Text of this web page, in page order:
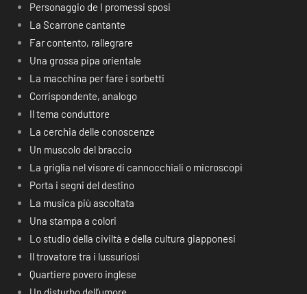
Personaggio de I promessi sposi
La Scarrone cantante
Far contento, rallegrare
Una grossa pipa orientale
La macchina per fare i sorbetti
Corrispondente, analogo
Il tema conduttore
La cerchia delle conoscenze
Un muscolo del braccio
La griglia nel visore di cannocchiali o microscopi
Porta i segni del destino
La musica più ascoltata
Una stampa a colori
Lo studio della civiltà e della cultura giapponesi
Il trovatore tra i lussuriosi
Quartiere povero inglese